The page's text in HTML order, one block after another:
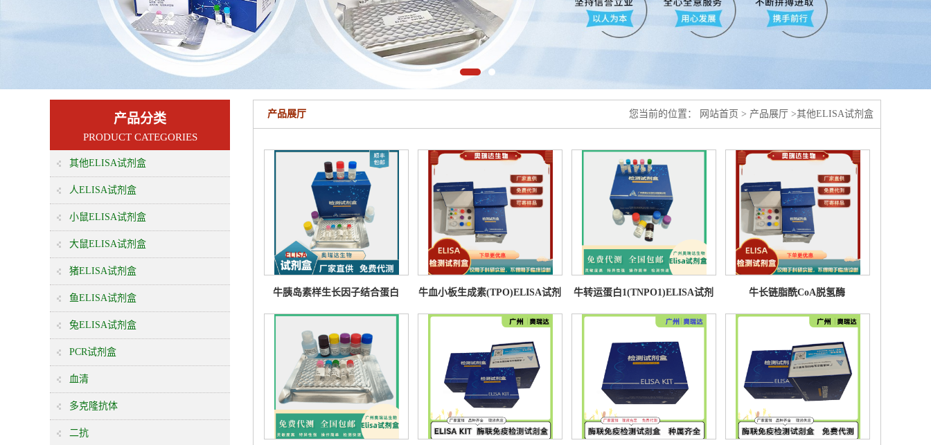
产品分类
PRODUCT CATEGORIES
其他ELISA试剂盒
人ELISA试剂盒
小鼠ELISA试剂盒
大鼠ELISA试剂盒
猪ELISA试剂盒
鱼ELISA试剂盒
兔ELISA试剂盒
PCR试剂盒
血清
多克隆抗体
二抗
产品展厅 您当前的位置： 网站首页 > 产品展厅 >其他ELISA试剂盒
牛胰岛素样生长因子结合蛋白
2(IGFBP-2)ELISA试剂盒
牛血小板生成素(TPO)ELISA试剂
盒
牛转运蛋白1(TNPO1)ELISA试剂
盒
牛长链脂酰CoA脱氢酶
(ACADL)ELISA试剂盒